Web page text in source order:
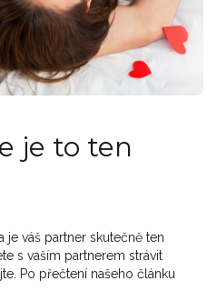
je to ten
je váš partner skutečně ten
s vaším partnerem strávit
Po přečtení našeho článku